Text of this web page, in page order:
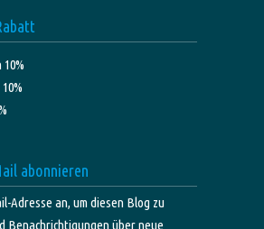
abonnieren
Adresse an, um diesen Blog zu
Benachrichtigungen über neue